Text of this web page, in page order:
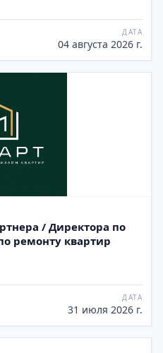
ДАТА
04 августа 2026 г.
/ Директора по
ремонту квартир
ДАТА
31 июля 2026 г.